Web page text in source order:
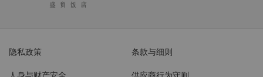
隐私政策 条款与细则